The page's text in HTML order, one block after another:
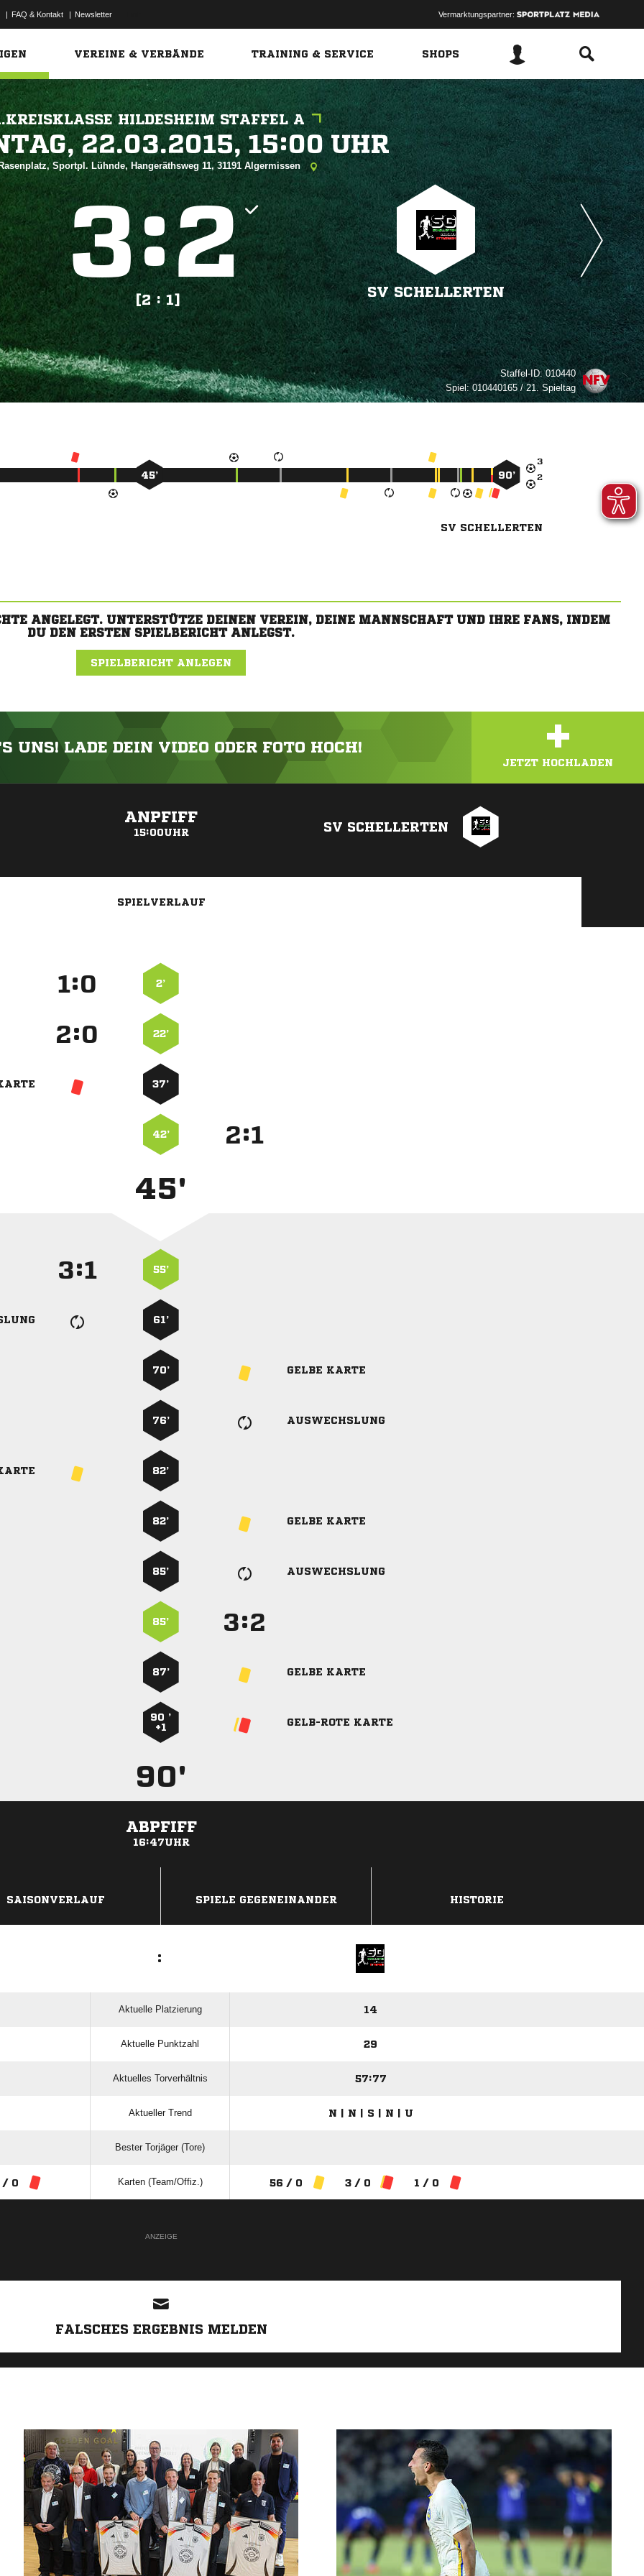
| FAQ & Kontakt | Newsletter Vermarktungspartner:
VEREINE & VERBÄNDE TRAINING & SERVICE SHOPS
HILDESHEIM STAFFEL A
  
Sportpl. Lühnde, Hangeräthsweg 11, 31191 Algermissen
:
[2 : 1]
SV SCHELLERTEN
Staffel-ID:010440
Spiel:010440165 / 21. Spieltag


45’ 90’
SV SCHELLERTEN
ANGELEGT. UNTERSTÜTZE DEINEN VEREIN, DEINE MANNSCHAFT UND IHRE FANS, INDEM
DU DEN ERSTEN SPIELBERICHT ANLEGST.
SPIELBERICHT ANLEGEN
UNS! LADE DEIN VIDEO ODER FOTO HOCH! +
JETZT HOCHLADEN
ANPFIFF
15:00UHR SV SCHELLERTEN
SPIELVERLAUF
: 2’
: 22’
37’
42’ :
45'
: 55’
61’
70’ GELBE KARTE
76’ AUSWECHSLUNG
82’
82’ GELBE KARTE
85’ AUSWECHSLUNG
85’ :
87’ GELBE KARTE
90 ’
+1
GELB-ROTE KARTE
90'
ABPFIFF
16:47UHR
SAISONVERLAUF SPIELE GEGENEINANDER HISTORIE
:
Aktuelle Platzierung 14
Aktuelle Punktzahl 29
Aktuelles Torverhältnis 57:77
Aktueller Trend N | N | S | N | U
Bester Torjäger (Tore)
/ 0 Karten (Team/Offiz.) 56 / 0 3 / 0 1 / 0
ANZEIGE
FALSCHES ERGEBNIS MELDEN